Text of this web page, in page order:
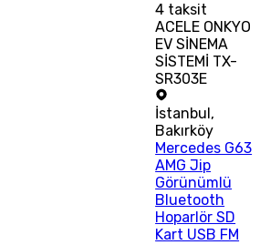
4 taksit
ACELE ONKYO
EV SİNEMA
SİSTEMİ TX-
SR303E
İstanbul ,
Bakırköy
Mercedes G63
AMG Jip
Görünümlü
Bluetooth
Hoparlör SD
Kart USB FM